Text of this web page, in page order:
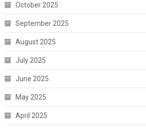
October 2025
September 2025
August 2025
July 2025
June 2025
May 2025
April 2025